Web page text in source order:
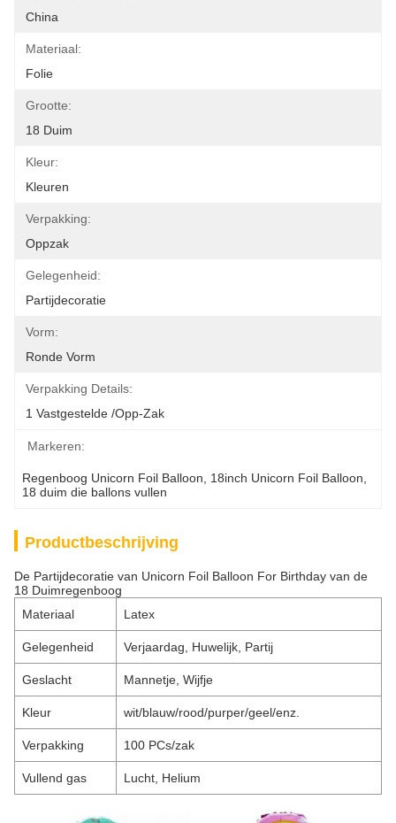
China
Materiaal:
Folie
Grootte:
18 Duim
Kleur:
Kleuren
Verpakking:
Oppzak
Gelegenheid:
Partijdecoratie
Vorm:
Ronde Vorm
Verpakking Details:
1 Vastgestelde /opp-Zak
Markeren:
Regenboog Unicorn Foil Balloon 18inch Unicorn Foil Balloon
18 duim die ballons vullen
Productbeschrijving
De Partijdecoratie van Unicorn Foil Balloon For Birthday van de
18 Duimregenboog
Materiaal
Latex
Gelegenheid Verjaardag, Huwelijk, Partij
Geslacht Mannetje, Wijfje
Kleur wit/blauw/rood/purper/geel/enz.
Verpakking 100 PCs/zak
Vullend gas Lucht, Helium